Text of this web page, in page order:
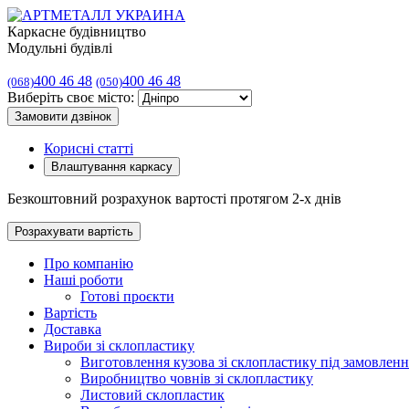
Каркасне будівництво
Модульні будівлі
(068)400 46 48 (050)400 46 48
Виберіть своє місто:
Замовити дзвінок
Корисні статті
Влаштування каркасу
Безкоштовний розрахунок вартості протягом 2-х днів
Розрахувати вартість
Про компанію
Наші роботи
Готові проєкти
Вартість
Доставка
Вироби зі склопластику
Виготовлення кузова зі склопластику під
Виробництво човнів зі склопластику
Листовий склопластик